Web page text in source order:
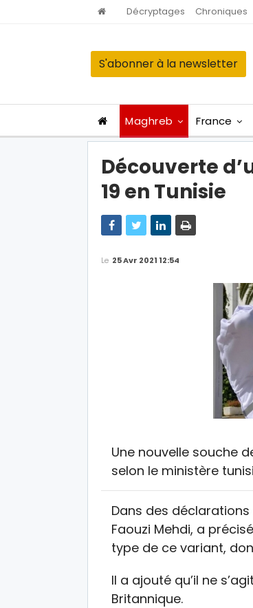
Décryptages Chroniques
S'abonner à la newsletter
Maghreb France
Découverte
19 en Tunisie
Le 25 Avr 2021 12:54
Une nouvelle souche
selon le ministère
Dans des
Faouzi Mehdi, a
type de ce variant,
Il a ajouté qu’il ne
Britannique.